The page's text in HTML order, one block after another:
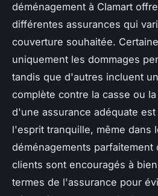
déménagement à Clamart
différentes assurances qui
couverture souhaitée.
uniquement les dommages
tandis que d'autres incluent
complète contre la casse ou
d'une assurance adéquate
l'esprit tranquille, même dans
déménagements parfaitement
clients sont encouragés à
termes de l'assurance pour